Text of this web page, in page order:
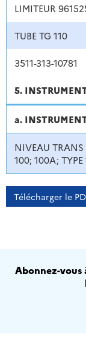
LIMITEUR
TUBE TG 110
3511-313-10781
5.
a.
NIVEAU TRANS
100; 100A; TYPE
Télécharger le
Abonnez-